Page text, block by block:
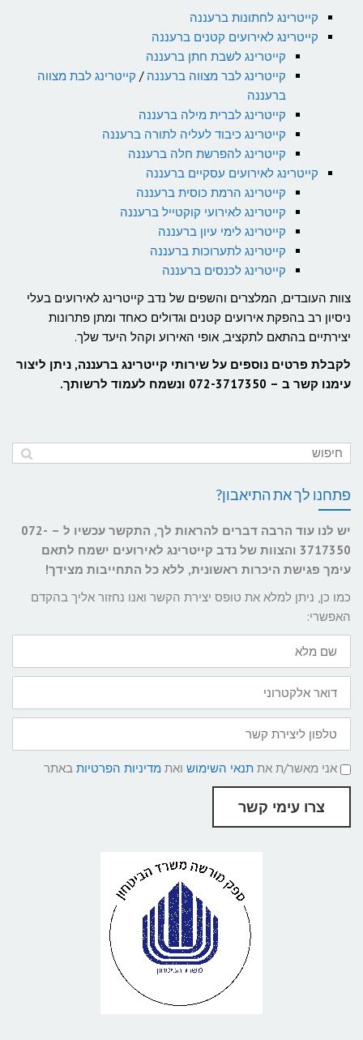
קייטרינג לחתונות ברעננה
קייטרינג לאירועים קטנים ברעננה
קייטרינג לשבת חתן ברעננה
קייטרינג לבר מצווה ברעננה / קייטרינג לבת מצווה
ברעננה
קייטרינג לברית מילה ברעננה
קייטרינג כיבוד לעליה לתורה ברעננה
קייטרינג להפרשת חלה ברעננה
קייטרינג לאירועים עסקיים ברעננה
קייטרינג הרמת כוסית ברעננה
קייטרינג לאירועי קוקטייל ברעננה
קייטרינג לימי עיון ברעננה
קייטרינג לתערוכות ברעננה
קייטרינג לכנסים ברעננה
צוות העובדים, המלצרים והשפים של נדב קייטרינג לאירועים בעלי
ניסיון רב בהפקת אירועים קטנים וגדולים כאחד ומתן פתרונות
יצירתיים בהתאם לתקציב, אופי האירוע וקהל היעד שלך.
לקבלת פרטים נוספים על שירותי קייטרינג ברעננה, ניתן ליצור
עימנו קשר ב – 072-3717350 ונשמח לעמוד לרשותך.
פתחנו לך את התיאבון?
יש לנו עוד הרבה דברים להראות לך, התקשר עכשיו ל – 072-
3717350 והצוות של נדב קייטרינג לאירועים ישמח לתאם
עימך פגישת היכרות ראשונית, ללא כל התחייבות מצידך!
כמו כן, ניתן למלא את טופס יצירת הקשר ואנו נחזור אליך בהקדם
האפשרי:
שם
מלא
דואר
אלקטרוני
טלפון
ליצירת
קשר
תנאי
שימוש
ומדיניות
פרטיות
אני מאשר/ת את תנאי השימוש ואת מדיניות הפרטיות באתר
צרו עימי קשר